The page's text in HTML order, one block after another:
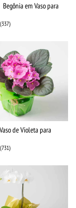
Begônia em Vaso para
(337)
Vaso de Violeta para
(731)